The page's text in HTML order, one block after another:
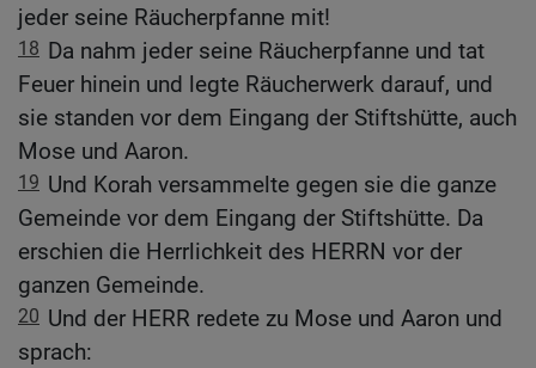
jeder seine Räucherpfanne mit!
18 Da nahm jeder seine Räucherpfanne und tat
Feuer hinein und legte Räucherwerk darauf, und
sie standen vor dem Eingang der Stiftshütte, auch
Mose und Aaron.
19 Und Korah versammelte gegen sie die ganze
Gemeinde vor dem Eingang der Stiftshütte. Da
erschien die Herrlichkeit des HERRN vor der
ganzen Gemeinde.
20 Und der HERR redete zu Mose und Aaron und
sprach: